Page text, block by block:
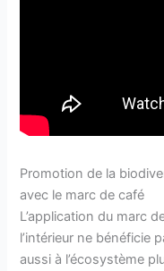
Promotion de la
avec le marc de café
L’application du marc
l’intérieur ne bénéficie
aussi à l’écosystème